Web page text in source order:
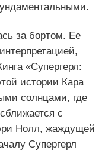
за бортом. Ее
«Супергерл:
истории Кара
солнцами, где
с
Нолл, жаждущей
Супергерл